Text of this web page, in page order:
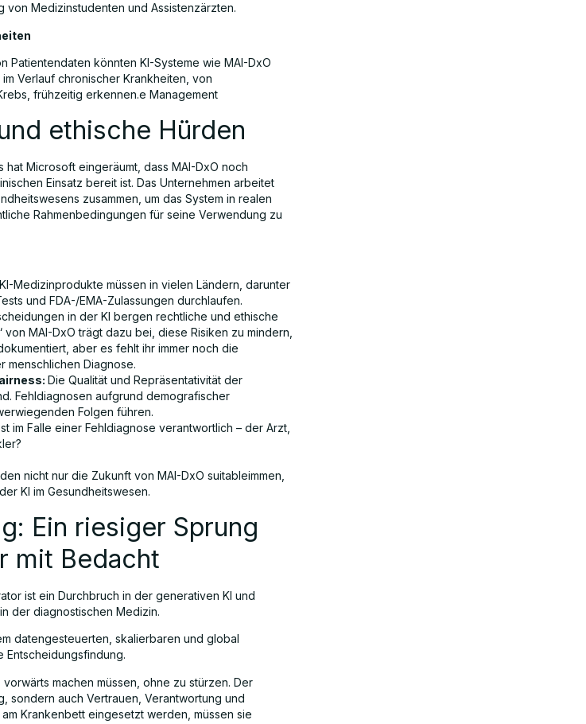
Medizinstudenten und Assistenzärzten.
Patientendaten könnten KI-Systeme wie MAI-DxO
Verlauf chronischer Krankheiten, von
frühzeitig erkennen.e Management
ethische Hürden
hat Microsoft eingeräumt, dass MAI-DxO noch
Einsatz bereit ist. Das Unternehmen arbeitet
zusammen, um das System in realen
Rahmenbedingungen für seine Verwendung zu
KI-Medizinprodukte müssen in vielen Ländern, darunter
und FDA-/EMA-Zulassungen durchlaufen.
in der KI bergen rechtliche und ethische
von MAI-DxO trägt dazu bei, diese Risiken zu mindern,
aber es fehlt ihr immer noch die
menschlichen Diagnose.
Die Qualität und Repräsentativität der
Fehldiagnosen aufgrund demografischer
Folgen führen.
im Falle einer Fehldiagnose verantwortlich – der Arzt,
nicht nur die Zukunft von MAI-DxO suitableimmen,
KI im Gesundheitswesen.
Ein riesiger Sprung
mit Bedacht
ist ein Durchbruch in der generativen KI und
der diagnostischen Medizin.
datengesteuerten, skalierbaren und global
Entscheidungsfindung.
machen müssen, ohne zu stürzen. Der
sondern auch Vertrauen, Verantwortung und
Krankenbett eingesetzt werden, müssen sie